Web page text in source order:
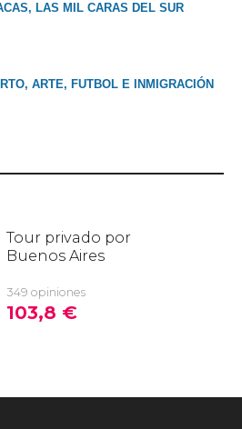
LAS MIL CARAS DEL SUR
ARTE, FUTBOL E INMIGRACIÓN